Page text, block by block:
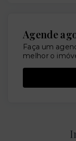
Agende
Faça um
melhor o